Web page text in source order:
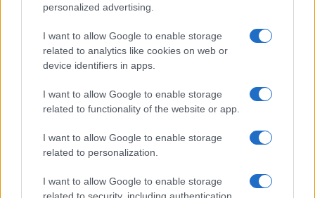
personalized advertising.
I want to allow Google to enable storage
related to analytics like cookies on web or
device identifiers in apps.
I want to allow Google to enable storage
related to functionality of the website or app.
I want to allow Google to enable storage
related to personalization.
I want to allow Google to enable storage
related to security, including authentication